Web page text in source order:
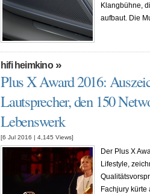
Klangbühne,
aufbaut. Die
hifi heimkino»
Plus X Award 2016:
Lautsprecher, den 150
Lebenswerk
[6 Jul 2016 | 4,145 Views]
Der Plus X
Lifestyle,
Fachjury